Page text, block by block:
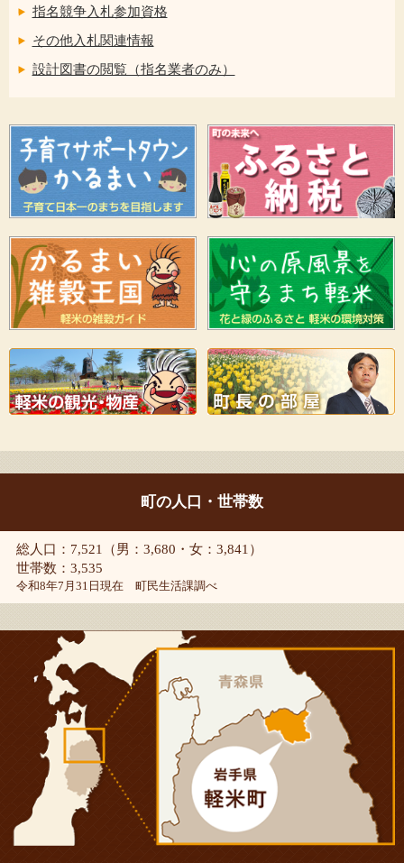
指名競争入札参加資格
その他入札関連情報
設計図書の閲覧（指名業者のみ）
町の人口・世帯数
総人口：7,521（男：3,680・女：3,841）
世帯数：3,535
令和8年7月31日現在 町民生活課調べ